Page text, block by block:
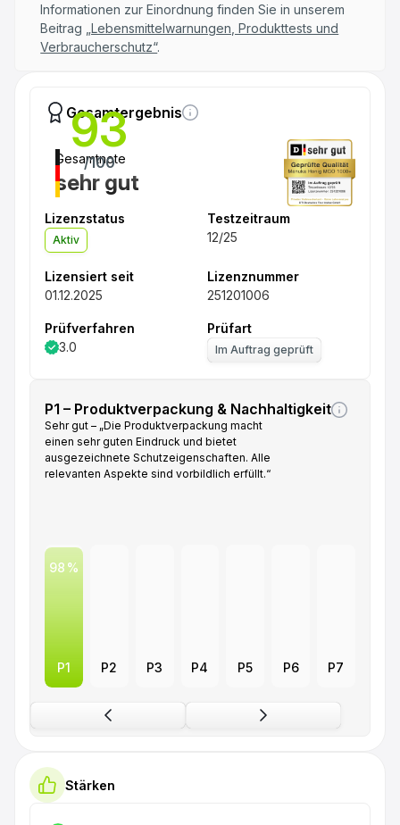
Informationen zur Einordnung finden Sie in unserem
Beitrag
„Lebensmittelwarnungen, Produkttests und
Verbraucherschutz“.
P1 – Produktverpackung & Nachhaltigkeit
Sehr gut – „Die Produktverpackung macht
einen sehr guten Eindruck und bietet
ausgezeichnete Schutzeigenschaften. Alle
relevanten Aspekte sind vorbildlich erfüllt.“
98
P1 P2 P3 P4 P5 P6 P7
Gesamtergebnis
93
/100
Gesamtnote
sehr gut
Lizenzstatus
Aktiv
Testzeitraum
12/25
Lizensiert seit
01.12.2025
Lizenznummer
251201006
Prüfverfahren
3.0
Prüfart
Im Auftrag geprüft
Stärken